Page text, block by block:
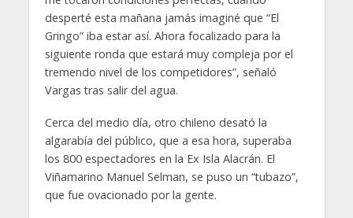
desperté esta mañana jamás imaginé que “El
Gringo” iba estar así. Ahora focalizado para la
siguiente ronda que estará muy compleja por el
tremendo nivel de los competidores”, señaló
Vargas tras salir del agua.
Cerca del medio día, otro chileno desató la
algarabía del público, que a esa hora, superaba
los 800 espectadores en la Ex Isla Alacrán. El
Viñamarino Manuel Selman, se puso un “tubazo”,
que fue ovacionado por la gente.